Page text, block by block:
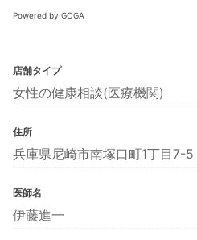
Powered by GOGA
店舗タイプ
女性の健康相談(医療機関)
住所
兵庫県尼崎市南塚口町1丁目7-5
医師名
伊藤進一